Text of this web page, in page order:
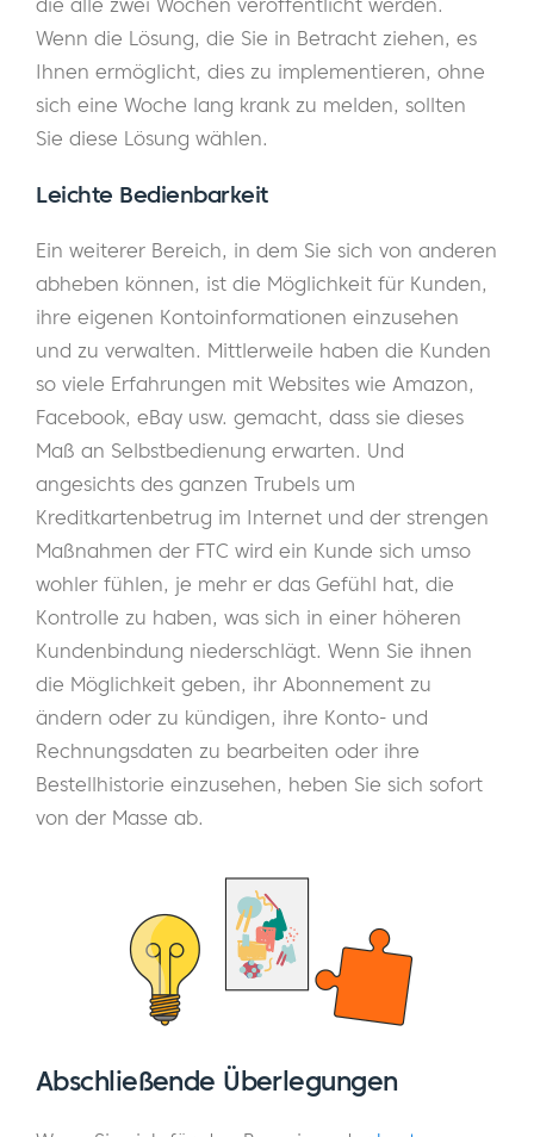
Wenn die Lösung, die Sie in Betracht ziehen, es
Ihnen ermöglicht, dies zu implementieren, ohne
sich eine Woche lang krank zu melden, sollten
Sie diese Lösung wählen.
Leichte Bedienbarkeit
Ein weiterer Bereich, in dem Sie sich von anderen
abheben können, ist die Möglichkeit für Kunden,
ihre eigenen Kontoinformationen einzusehen
und zu verwalten. Mittlerweile haben die Kunden
so viele Erfahrungen mit Websites wie Amazon,
Facebook, eBay usw. gemacht, dass sie dieses
Maß an Selbstbedienung erwarten. Und
angesichts des ganzen Trubels um
Kreditkartenbetrug im Internet und der strengen
Maßnahmen der FTC wird ein Kunde sich umso
wohler fühlen, je mehr er das Gefühl hat, die
Kontrolle zu haben, was sich in einer höheren
Kundenbindung niederschlägt. Wenn Sie ihnen
die Möglichkeit geben, ihr Abonnement zu
ändern oder zu kündigen, ihre Konto- und
Rechnungsdaten zu bearbeiten oder ihre
Bestellhistorie einzusehen, heben Sie sich sofort
von der Masse ab.
Abschließende Überlegungen